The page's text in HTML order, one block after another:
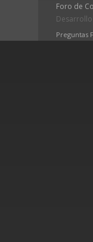
Foro de
Desarrollo
Preguntas